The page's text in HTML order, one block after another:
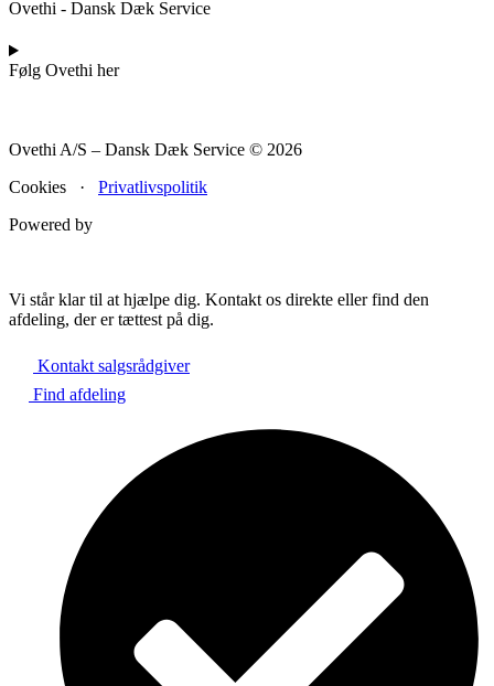
Ovethi - Dansk Dæk Service
Følg Ovethi her
Ovethi A/S – Dansk Dæk Service © 2026
Cookies · Privatlivspolitik
Powered by
Vi står klar til at hjælpe dig. Kontakt os direkte eller find den
afdeling, der er tættest på dig.
Kontakt salgsrådgiver
Find afdeling